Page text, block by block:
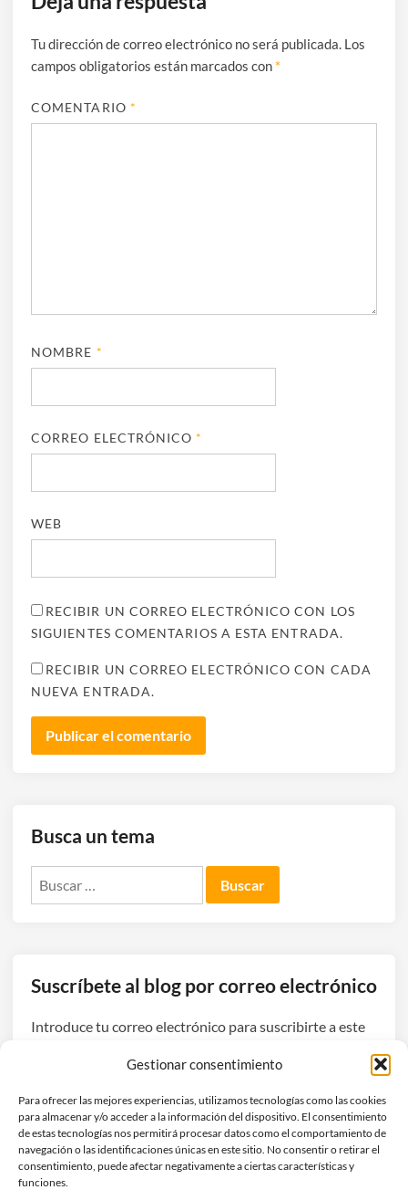
Gestionar consentimiento
Para ofrecer las mejores experiencias, utilizamos tecnologías como las cookies
para almacenar y/o acceder a la información del dispositivo. El consentimiento
de estas tecnologías nos permitirá procesar datos como el comportamiento de
navegación o las identificaciones únicas en este sitio. No consentir o retirar el
consentimiento, puede afectar negativamente a ciertas características y
funciones.
Tu dirección de correo electrónico no será publicada. Los
campos obligatorios están marcados con *
COMENTARIO *
NOMBRE *
CORREO ELECTRÓNICO *
WEB
RECIBIR UN CORREO ELECTRÓNICO CON LOS
SIGUIENTES COMENTARIOS A ESTA ENTRADA.
RECIBIR UN CORREO ELECTRÓNICO CON CADA
NUEVA ENTRADA.
Busca un tema
Suscríbete al blog por correo electrónico
Introduce tu correo electrónico para suscribirte a este
de
correo
electrónico
Suscribirse